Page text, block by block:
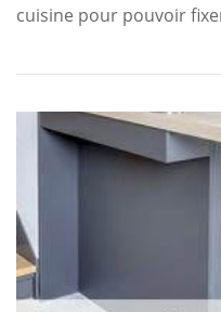
cuisine pour pouvoir